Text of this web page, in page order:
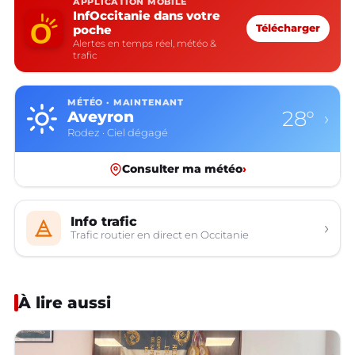
APPLICATION MOBILE
InfOccitanie dans votre
poche
Alertes en temps réel, météo &
trafic
Télécharger
MÉTÉO · MAINTENANT
Aveyron
Rodez · Ciel dégagé
28° ›
Consulter ma météo›
Info trafic
Trafic routier en direct en Occitanie ›
À lire aussi